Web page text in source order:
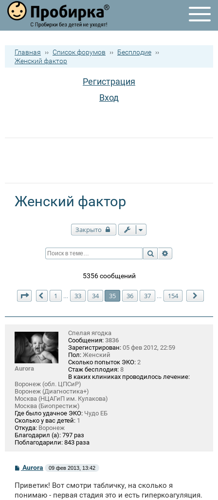
Главная ›› Список форумов ›› Бесплодие ››
Женский фактор
Регистрация
Вход
Женский фактор
Закрыто
Поиск
5356 сообщений
Страница 35 из154
Пред.
1 … 33 34 35 36 37 … 154
Aurora
Спелая ягодка
Сообщения: 3836
Зарегистрирован: 05 фев 2012, 22:59
Пол: Женский
Сколько попыток ЭКО: 2
Стаж бесплодия: 8
В каких клиниках проводилось лечение:
Воронеж (обл. ЦПСиР)
Воронеж (Диагностика+)
Москва (НЦАГиП им. Кулакова)
Москва (Биопрестиж)
Где было удачное ЭКО: Чудо ЕБ
Сколько у вас детей: 1
Откуда: Воронеж
Благодарил (а): 797 раз
Поблагодарили: 843 раза
С
б
щ
Aurora 09 фев 2013, 13:42
Приветик! Вот смотри табличку, на сколько я
понимаю - первая стадия это и есть гиперкоагуляция.